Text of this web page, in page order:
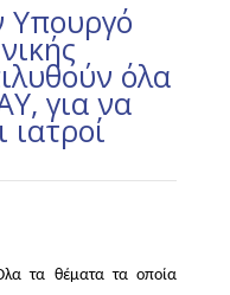
Υπουργό
όλα
για να
ιατροί
τα θέματα τα οποία